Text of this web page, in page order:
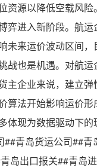
资源以降低空载风
弈进入新阶段。航
未来运价波动区间
战也是机遇。对航
主企业来说，建立
算法开始影响运价
体现为数据驱动下的
青岛货运公司##
岛出口报关##青岛